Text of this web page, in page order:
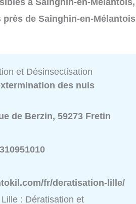
de Sainghin-en-Mélantois
et Désinsectisation
des nuis
de Berzin, 59273 Fretin
fr/deratisation-lille/
: Dératisation et